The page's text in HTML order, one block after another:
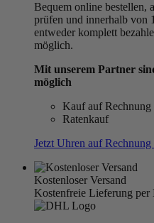
Bequem online bestellen,
prüfen und innerhalb von
entweder komplett
möglich.
Mit unserem Partner
möglich
Kauf auf Rechnung
Ratenkauf
Jetzt Uhren auf Rechnung
Kostenloser Versand
Kostenfreie Lieferung